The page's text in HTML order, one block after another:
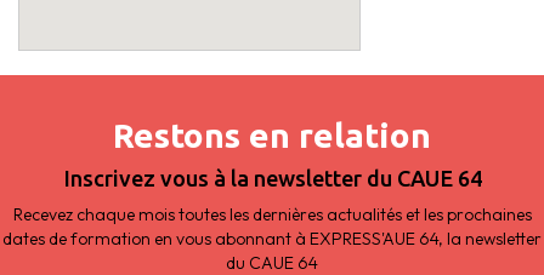
Restons en relation
Inscrivez vous à la newsletter du CAUE 64
Recevez chaque mois toutes les dernières actualités et les prochaines
dates de formation en vous abonnant à EXPRESS'AUE 64, la newsletter
du CAUE 64